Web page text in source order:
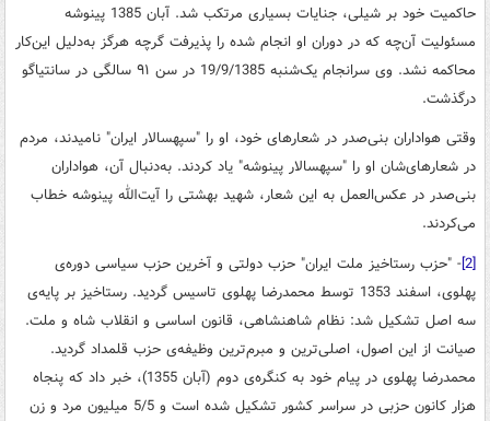
حاکمیت خود بر شیلی، جنایات بسیاری مرتکب شد. آبان 1385 پینوشه
مسئولیت آن‌چه که در دوران او انجام شده را پذیرفت گرچه هرگز به‌دلیل این‌کار
محاکمه نشد. وی سرانجام یک‌شنبه 19/9/1385 در سن ۹۱ سالگی در سانتیاگو
درگذشت.
وقتی هواداران بنی‌صدر در شعارهای خود، او را "سپهسالار ایران" نامیدند، مردم
در شعارهای‌شان او را "سپهسالار پینوشه" یاد کردند. به‌دنبال آن، هواداران
بنی‌صدر در عکس‌العمل به این شعار، شهید بهشتی را آیت‌الله پینوشه خطاب
می‌کردند.
[2]- "حزب رستاخیز ملت ایران" حزب دولتى و آخرین حزب سیاسى دوره‌ی
پهلوى، اسفند 1353 توسط محمدرضا پهلوى تاسیس گردید. رستاخیز بر پایه‌ی
سه اصل تشکیل شد: نظام شاهنشاهى، قانون اساسى و انقلاب شاه و ملت.
صیانت از این اصول، اصلی‌ترین و مبرم‌ترین وظیفه‌ی حزب قلمداد گردید.
محمدرضا پهلوى در پیام خود به کنگره‌ی دوم (آبان 1355)، خبر داد که پنجاه
‌هزار کانون حزبى در سراسر کشور تشکیل شده است و 5/5 میلیون مرد و زن